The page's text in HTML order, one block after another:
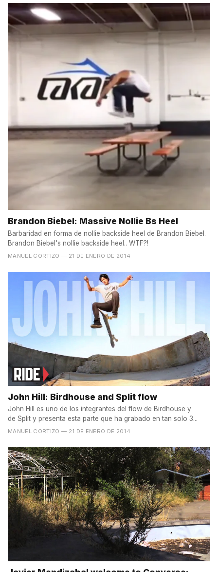
Brandon Biebel: Massive Nollie Bs Heel
Barbaridad en forma de nollie backside heel de Brandon Biebel.
Brandon Biebel's nollie backside heel.. WTF?!
MANUEL CORTIZO — 21 DE ENERO DE 2014
John Hill: Birdhouse and Split flow
John Hill es uno de los integrantes del flow de Birdhouse y
de Split y presenta esta parte que ha grabado en tan solo 3...
MANUEL CORTIZO — 21 DE ENERO DE 2014